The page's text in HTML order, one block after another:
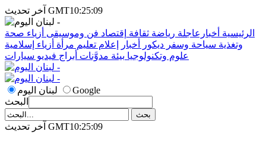
آخر تحديث GMT10:25:09
الرئيسية أخبارعاجلة رياضة ثقافة إقتصاد فن وموسيقى أزياء صحة
وتغذية سياحة وسفر ديكور أخبار إعلام تعليم مرأة أزياء إسلامية
علوم وتكنولوجيا بيئة مدوَّنات أبراج فيديو سيارات
لبنان اليوم
Google
البحث
آخر تحديث GMT10:25:09